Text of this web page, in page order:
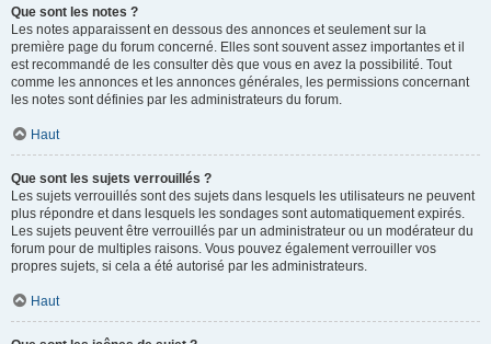
Que sont les notes ?
Les notes apparaissent en dessous des annonces et seulement sur la
première page du forum concerné. Elles sont souvent assez importantes et il
est recommandé de les consulter dès que vous en avez la possibilité. Tout
comme les annonces et les annonces générales, les permissions concernant
les notes sont définies par les administrateurs du forum.
Haut
Que sont les sujets verrouillés ?
Les sujets verrouillés sont des sujets dans lesquels les utilisateurs ne peuvent
plus répondre et dans lesquels les sondages sont automatiquement expirés.
Les sujets peuvent être verrouillés par un administrateur ou un modérateur du
forum pour de multiples raisons. Vous pouvez également verrouiller vos
propres sujets, si cela a été autorisé par les administrateurs.
Haut